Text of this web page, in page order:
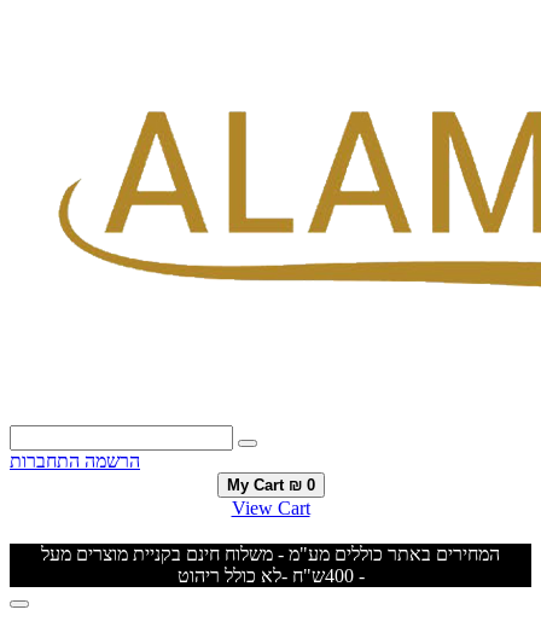
הרשמה התחברות
My Cart ₪ 0
View Cart
המחירים באתר כוללים מע"מ - משלוח חינם בקניית מוצרים מעל
400ש"ח -לא כולל ריהוט -